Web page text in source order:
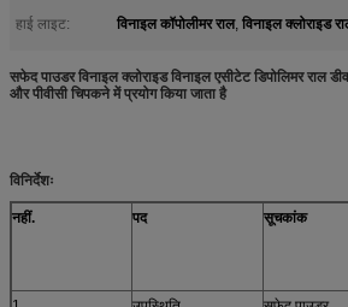
हाई लाइट:
विनाइल कॉपोलीमर राल, विनाइल क्लोराइड
सफेद पाउडर विनाइल क्लोराइड विनाइल एसीटेट डिपोलिमर राल
और पीवीसी चिपकने में प्रयोग किया जाता है
विनिर्देशः
नहीं. पद सूचकांक